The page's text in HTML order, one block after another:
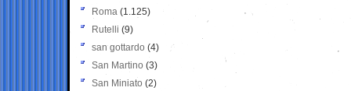
Roma (1.125)
Rutelli (9)
san gottardo (4)
San Martino (3)
San Miniato (2)